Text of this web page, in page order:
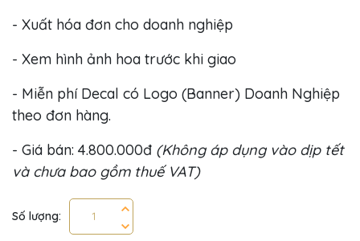
- Xuất hóa đơn cho doanh nghiệp
- Xem hình ảnh hoa trước khi giao
- Miễn phí Decal có Logo (Banner) Doanh Nghiệp
theo đơn hàng.
- Giá bán: 4.800.000đ (Không áp dụng vào dịp tết
và chưa bao gồm thuế VAT)
Số lượng: